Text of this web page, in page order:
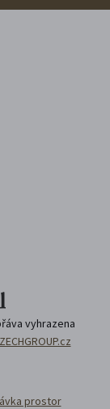
vyhrazena
prostor